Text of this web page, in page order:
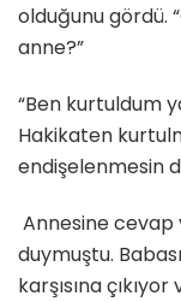
olduğunu gördü.
anne?”
“Ben kurtuldum
Hakikaten
endişelenmesin
Annesine
duymuştu.
karşısına